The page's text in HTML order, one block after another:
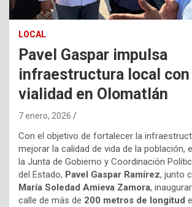
LOCAL
Pavel Gaspar impulsa
infraestructura local con
vialidad en Olomatlán
7 enero, 2026
Con el objetivo de fortalecer la
mejorar la calidad de vida de la población,
la Junta de Gobierno y Coordinación
del Estado, Pavel Gaspar Ramírez, junto
María Soledad Amieva Zamora,
calle de más de 200 metros de longitud